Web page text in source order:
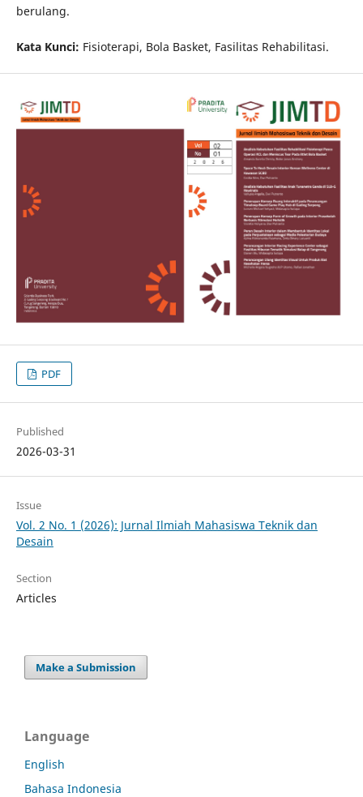
berulang.
Kata Kunci: Fisioterapi, Bola Basket, Fasilitas Rehabilitasi.
PDF
Published
2026-03-31
Issue
Vol. 2 No. 1 (2026): Jurnal Ilmiah Mahasiswa Teknik dan
Desain
Section
Articles
Make a Submission
Language
English
Bahasa Indonesia